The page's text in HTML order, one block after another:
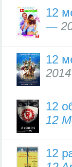
12
—
12
2014
12
12
12